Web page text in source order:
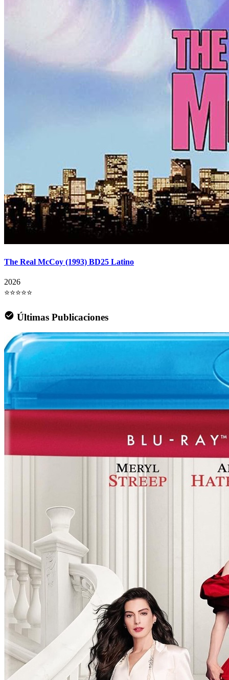
The Real McCoy (1993) BD25 Latino
2026
⭐⭐⭐⭐⭐
Últimas Publicaciones